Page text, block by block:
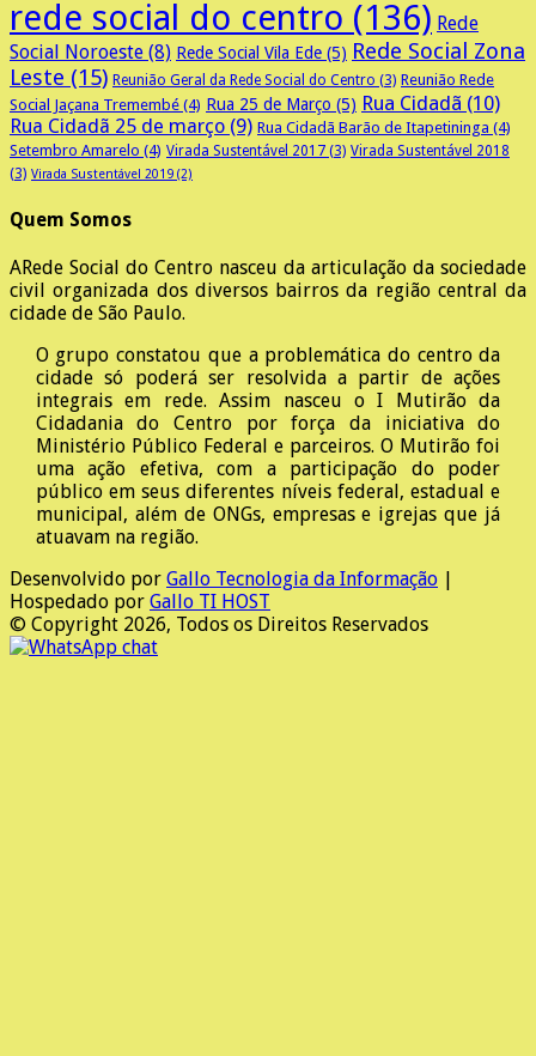
rede social do centro (136) Rede
Social Noroeste (8) Rede Social Vila Ede (5) Rede Social Zona
Leste (15) Reunião Geral da Rede Social do Centro (3) Reunião Rede
Social Jaçana Tremembé (4) Rua 25 de Março (5) Rua Cidadã (10)
Rua Cidadã 25 de março (9) Rua Cidadã Barão de Itapetininga (4)
Setembro Amarelo (4) Virada Sustentável 2017 (3) Virada Sustentável 2018
(3) Virada Sustentável 2019 (2)
Quem Somos
ARede Social do Centro nasceu da articulação da sociedade
civil organizada dos diversos bairros da região central da
cidade de São Paulo.
O grupo constatou que a problemática do centro da
cidade só poderá ser resolvida a partir de ações
integrais em rede. Assim nasceu o I Mutirão da
Cidadania do Centro por força da iniciativa do
Ministério Público Federal e parceiros. O Mutirão foi
uma ação efetiva, com a participação do poder
público em seus diferentes níveis federal, estadual e
municipal, além de ONGs, empresas e igrejas que já
atuavam na região.
Desenvolvido por Gallo Tecnologia da Informação
Hospedado por Gallo TI HOST
© Copyright 2026, Todos os Direitos Reservados